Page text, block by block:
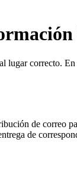
correcto.
de
de